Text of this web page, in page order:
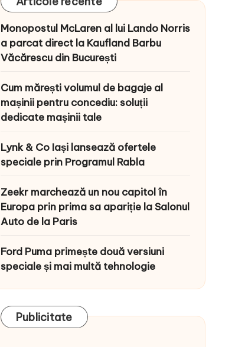
Monopostul McLaren al lui Lando Norris
a parcat direct la Kaufland Barbu
Văcărescu din București
Cum mărești volumul de bagaje al
mașinii pentru concediu: soluții
dedicate mașinii tale
Lynk & Co Iași lansează ofertele
speciale prin Programul Rabla
Zeekr marchează un nou capitol în
Europa prin prima sa apariție la Salonul
Auto de la Paris
Ford Puma primește două versiuni
speciale și mai multă tehnologie
Publicitate